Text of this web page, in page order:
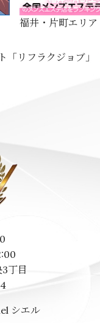
福井・片町エリ
丁目
シエル